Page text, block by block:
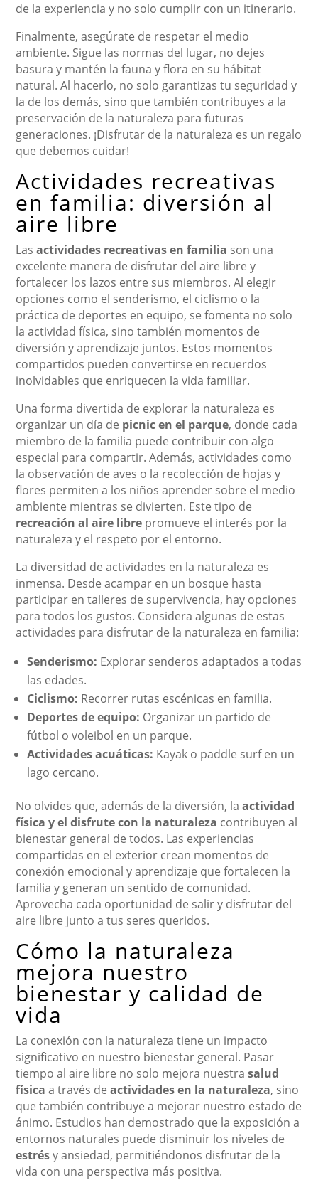
de la experiencia y no solo cumplir con un itinerario.
Finalmente, asegúrate de respetar el medio
ambiente. Sigue las normas del lugar, no dejes
basura y mantén la fauna y flora en su hábitat
natural. Al hacerlo, no solo garantizas tu seguridad y
la de los demás, sino que también contribuyes a la
preservación de la naturaleza para futuras
generaciones. ¡Disfrutar de la naturaleza es un regalo
que debemos cuidar!
Actividades recreativas
en familia: diversión al
aire libre
Lasactividades recreativas en familia son una
excelente manera de disfrutar del aire libre y
fortalecer los lazos entre sus miembros. Al elegir
opciones como el senderismo, el ciclismo o la
práctica de deportes en equipo, se fomenta no solo
la actividad física, sino también momentos de
diversión y aprendizaje juntos. Estos momentos
compartidos pueden convertirse en recuerdos
inolvidables que enriquecen la vida familiar.
Una forma divertida de explorar la naturaleza es
organizar un día de picnic en el parque, donde cada
miembro de la familia puede contribuir con algo
especial para compartir. Además, actividades como
la observación de aves o la recolección de hojas y
flores permiten a los niños aprender sobre el medio
ambiente mientras se divierten. Este tipo de
recreación al aire libre promueve el interés por la
naturaleza y el respeto por el entorno.
La diversidad de actividades en la naturaleza es
inmensa. Desde acampar en un bosque hasta
participar en talleres de supervivencia, hay opciones
para todos los gustos. Considera algunas de estas
actividades para disfrutar de la naturaleza en familia:
Senderismo: Explorar senderos adaptados a todas
las edades.
Ciclismo: Recorrer rutas escénicas en familia.
Deportes de equipo: Organizar un partido de
fútbol o voleibol en un parque.
Actividades acuáticas: Kayak o paddle surf en un
lago cercano.
No olvides que, además de la diversión, laactividad
física y el disfrute con la naturaleza contribuyen al
bienestar general de todos. Las experiencias
compartidas en el exterior crean momentos de
conexión emocional y aprendizaje que fortalecen la
familia y generan un sentido de comunidad.
Aprovecha cada oportunidad de salir y disfrutar del
aire libre junto a tus seres queridos.
Cómo la naturaleza
mejora nuestro
bienestar y calidad de
vida
La conexión con la naturaleza tiene un impacto
significativo en nuestro bienestar general. Pasar
tiempo al aire libre no solo mejora nuestrasalud
física a través deactividades en la naturaleza, sino
que también contribuye a mejorar nuestro estado de
ánimo. Estudios han demostrado que la exposición a
entornos naturales puede disminuir los niveles de
estrésy ansiedad, permitiéndonos disfrutar de la
vida con una perspectiva más positiva.